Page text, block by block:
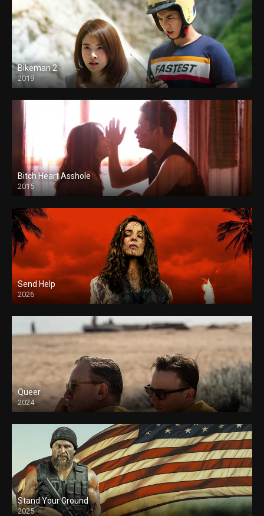
Bikeman 2
2019
Bitch Heart Asshole
2015
Send Help
2026
Queer
2024
Stand Your Ground
2025